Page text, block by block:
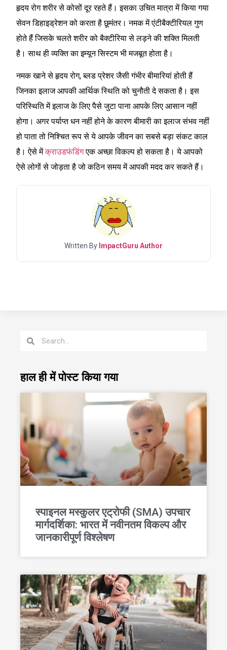
हृदय रोग शरीर से कोसों दूर रहते हैं। इसका उचित मात्रा में किया गया
सेवन डिहाइड्रेशन को करता है छूमंतर। नमक में एंटीबैक्टीरियल गुण
होते हैं जिसके चलते शरीर को बैक्टीरिया से लड़ने की शक्ति मिलती
है। साथ ही व्यक्ति का इम्यून सिस्टम भी मजबूत होता है।
नमक खाने से हृदय रोग, ब्लड प्रेशर जैसी गंभीर बीमारियां होती हैं
जिनका इलाज आपकी आर्थिक स्थिति को चुनौती दे सकता है। इस
परिस्थिति में इलाज के लिए पैसे जुटा पाना आपके लिए आसान नहीं
होगा। अगर पर्याप्त धन नहीं होने के कारण बीमारी का इलाज संभव नहीं
हो पाता तो निश्चित रूप से ये आपके जीवन का सबसे बड़ा संकट काल
है। ऐसे मेंक्राउडफंडिंगएक अच्छा विकल्प हो सकता है। ये आपको
ऐसे लोगों से जोड़ता है जो कठिन समय में आपकी मदद कर सकते हैं।
Written By ImpactGuru Author
हाल ही में पोस्ट किया गया
स्पाइनल मस्कुलर एट्रोफी (SMA) उपचार
मार्गदर्शिका: भारत में नवीनतम विकल्प और
जानकारीपूर्ण विश्लेषण